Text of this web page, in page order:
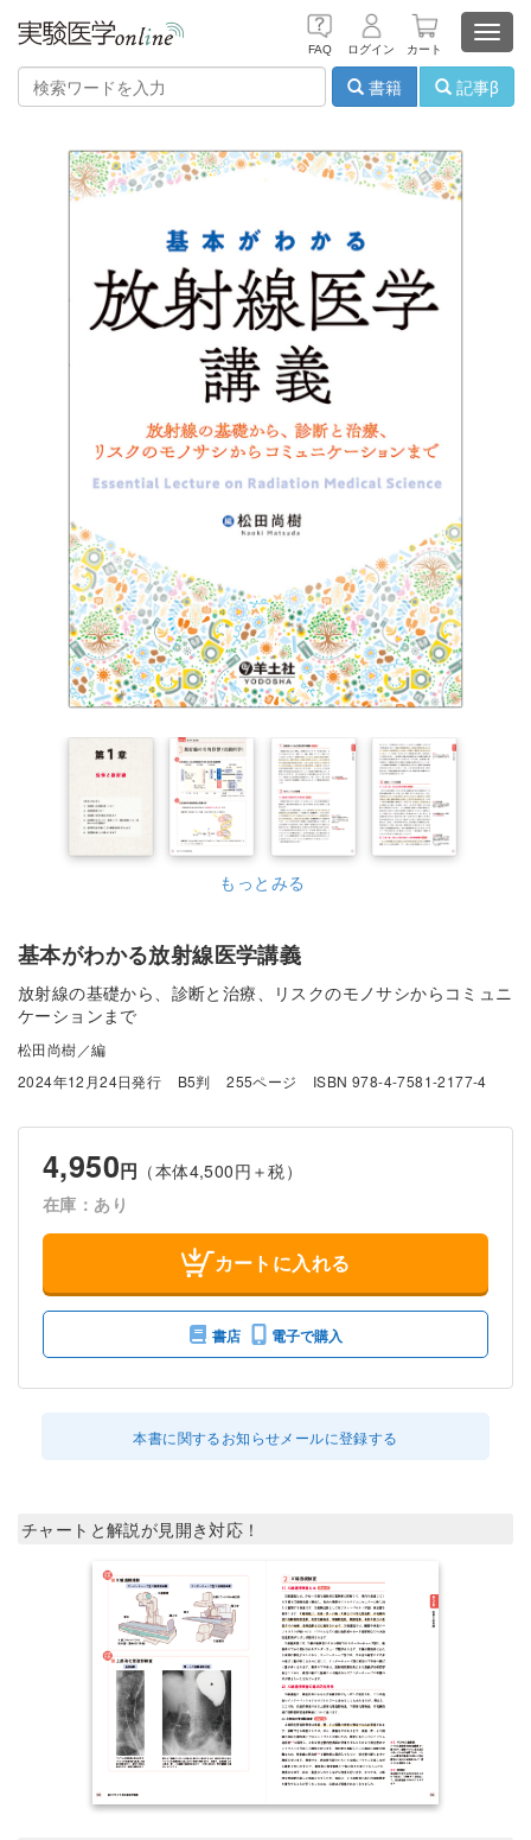
FAQ ログイン カート
書籍
記事β
もっとみる
基本がわかる放射線医学講義
放射線の基礎から、診断と治療、リスクのモノサシからコミュニ
ケーションまで
松田尚樹／編
2024年12月24日発行
B5判 255ページ ISBN 978-4-7581-2177-4
4,950円 （本体4,500円＋税）
在庫：あり
カートに入れる
書店 電子で購入
本書に関するお知らせメールに登録する
チャートと解説が見開き対応！